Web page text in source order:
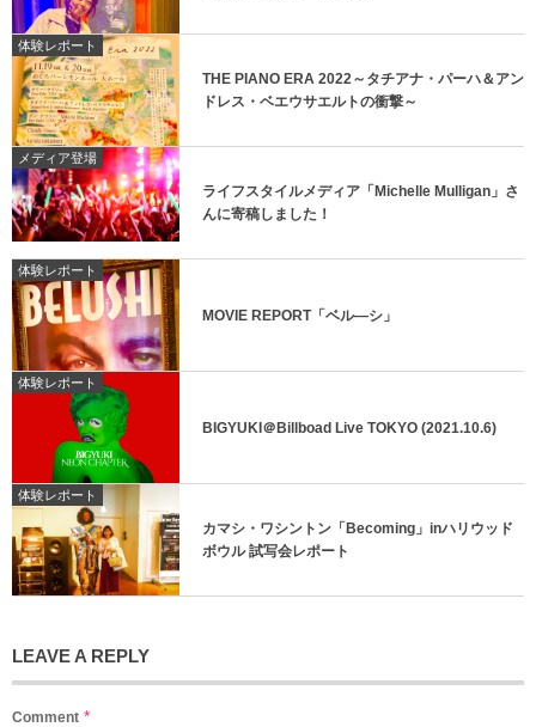
体験レポート
THE PIANO ERA 2022～タチアナ・パーハ＆アン
ドレス・ベエウサエルトの衝撃～
メディア登場
ライフスタイルメディア「Michelle Mulligan」さ
んに寄稿しました！
体験レポート
MOVIE REPORT「ベル―シ」
体験レポート
BIGYUKI＠Billboad Live TOKYO (2021.10.6)
体験レポート
カマシ・ワシントン「Becoming」inハリウッド
ボウル 試写会レポート
LEAVE A REPLY
Comment *